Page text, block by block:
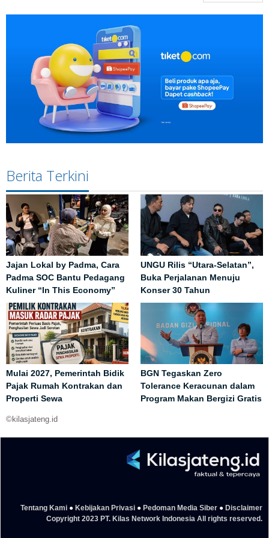
Berita Terkini
Jajan Lokal by Padma, Cara
Padma SOC Bantu Pedagang
Kuliner “In This Economy”
UNGU Rilis “Utara-Selatan”,
Buka Perjalanan Menuju
Konser 30 Tahun
Mulai 2027, Pemerintah Bidik
Pajak Rumah Kontrakan dan
Properti Sewa
BGN Tegaskan Zero
Tolerance Keracunan dalam
Program Makan Bergizi Gratis
©kilasjateng.id
Tentang Kami ● Kebijakan Privasi ● Pedoman Media Siber ● Disclaimer
Copyright 2023 PT. Kilas Network Indonesia All rights reserved.